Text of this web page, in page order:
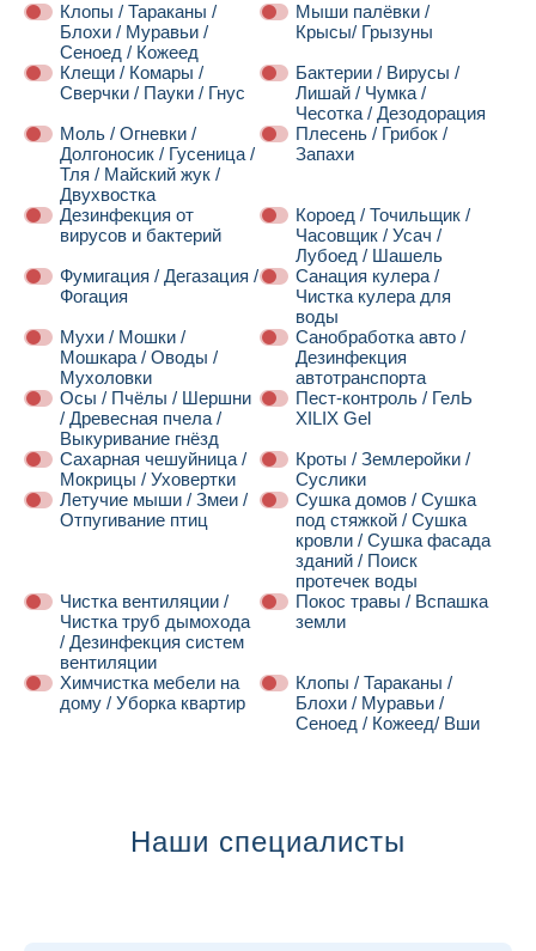
Клопы / Тараканы /
Блохи / Муравьи /
Сеноед / Кожеед
Мыши палёвки /
Крысы/ Грызуны
Клещи / Комары /
Сверчки / Пауки / Гнус
Бактерии / Вирусы /
Лишай / Чумка /
Чесотка / Дезодорация
Моль / Огневки /
Долгоносик / Гусеница /
Тля / Майский жук /
Двухвостка
Плесень / Грибок /
Запахи
Дезинфекция от
вирусов и бактерий
Короед / Точильщик /
Часовщик / Усач /
Лубоед / Шашель
Фумигация / Дегазация /
Фогация
Санация кулера /
Чистка кулера для
воды
Мухи / Мошки /
Мошкара / Оводы /
Мухоловки
Санобработка авто /
Дезинфекция
автотранспорта
Осы / Пчёлы / Шершни
/ Древесная пчела /
Выкуривание гнёзд
Пест-контроль / ГелЬ
XILIX Gel
Сахарная чешуйница /
Мокрицы / Уховертки
Кроты / Землеройки /
Суслики
Летучие мыши / Змеи /
Отпугивание птиц
Сушка домов / Сушка
под стяжкой / Сушка
кровли / Сушка фасада
зданий / Поиск
протечек воды
Чистка вентиляции /
Чистка труб дымохода
/ Дезинфекция систем
вентиляции
Покос травы / Вспашка
земли
Химчистка мебели на
дому / Уборка квартир
Клопы / Тараканы /
Блохи / Муравьи /
Сеноед / Кожеед/ Вши
Наши специалисты